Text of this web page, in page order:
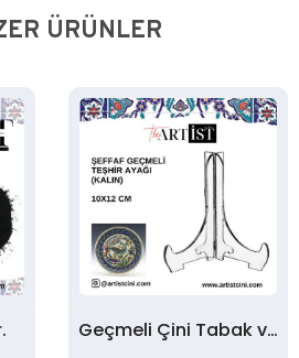
ÜRÜNLER
Geçmeli Çini Tabak ve Çerçeve Teşhir Ayağı (Kalın)